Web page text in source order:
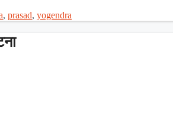
, prasad, yogendra